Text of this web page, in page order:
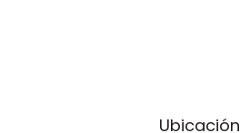
Ubicación